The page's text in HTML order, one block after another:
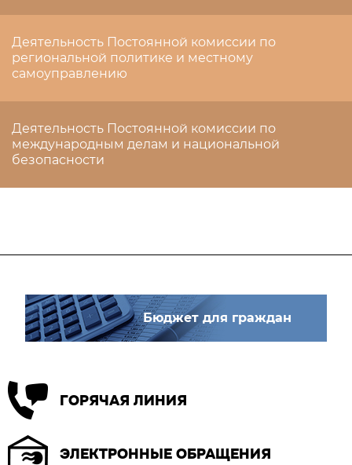
Деятельность Постоянной комиссии по
региональной политике и местному
самоуправлению
Деятельность Постоянной комиссии по
международным делам и национальной
безопасности
Бюджет для граждан
ГОРЯЧАЯ ЛИНИЯ
ЭЛЕКТРОННЫЕ ОБРАЩЕНИЯ